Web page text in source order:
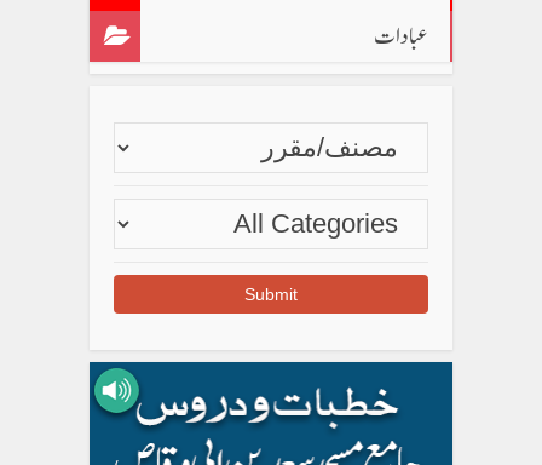
عبادات